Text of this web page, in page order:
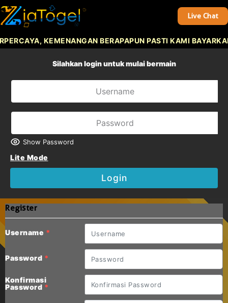
Live Chat
KEMENANGAN BERAPAPUN PASTI KAMI
Silahkan login untuk mulai bermain
Show Password
Lite Mode
Login
Register
Username *
Password *
Konfirmasi
Password *